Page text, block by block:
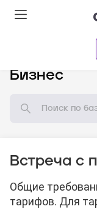
Бизнес
Встреча с
Общие
тарифов. Для